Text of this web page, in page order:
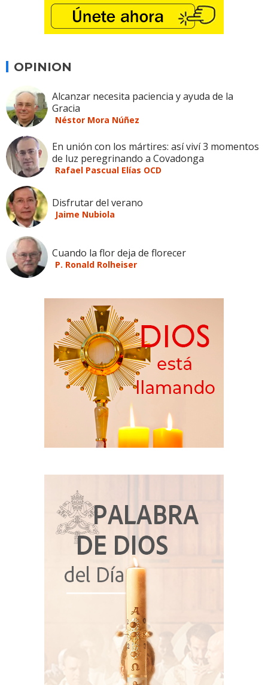
OPINION
Alcanzar necesita paciencia y ayuda de la
Gracia
Néstor Mora Núñez
En unión con los mártires: así viví 3 momentos
de luz peregrinando a Covadonga
Rafael Pascual Elías OCD
Disfrutar del verano
Jaime Nubiola
Cuando la flor deja de florecer
P. Ronald Rolheiser